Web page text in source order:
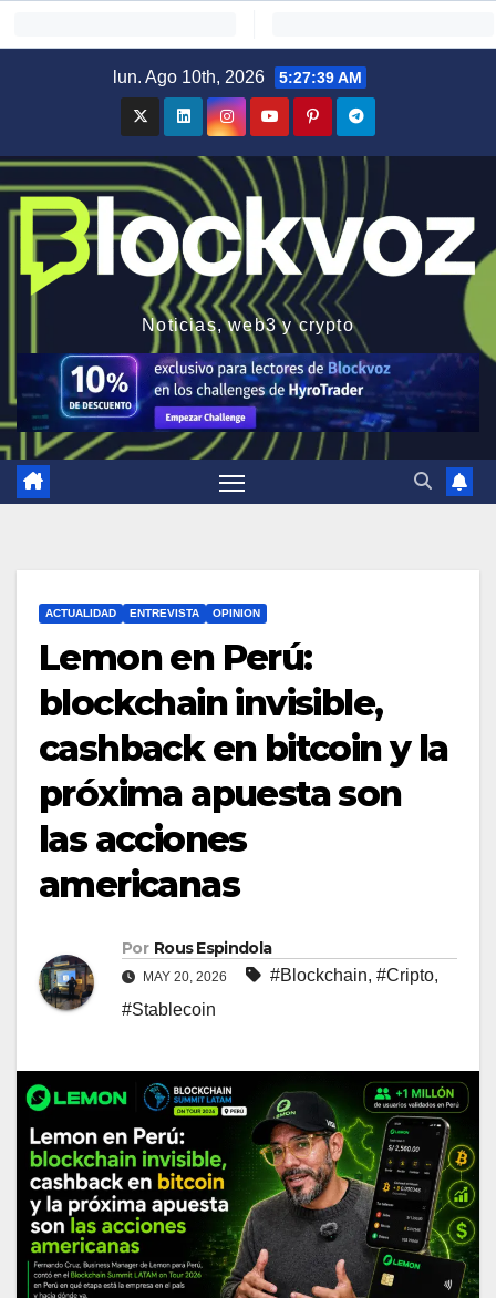
lun. Ago 10th, 2026 5:27:40 AM
Noticias, web3 y crypto
ACTUALIDAD ENTREVISTA OPINION
Lemon en Perú:
blockchain invisible,
cashback en bitcoin y la
próxima apuesta son
las acciones
americanas
Por Rous Espindola
MAY 20, 2026 #Blockchain, #Cripto,
#Stablecoin